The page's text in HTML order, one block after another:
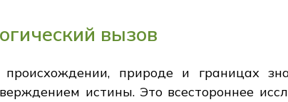
вызов
природе и границах
истины. Это всестороннее